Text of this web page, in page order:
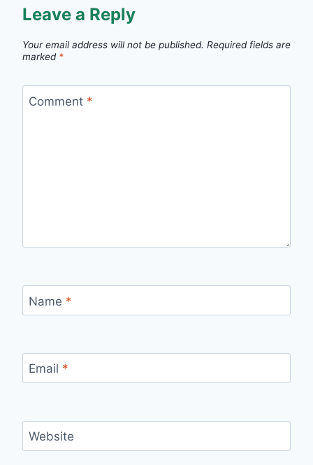
Leave a Reply
Your email address will not be published. Required fields are
marked *
Comment *
Name *
Email *
Website